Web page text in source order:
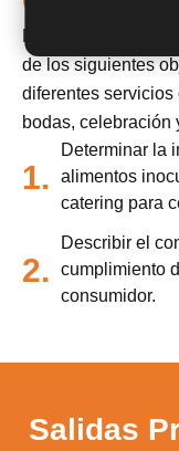
de los siguientes
diferentes
bodas, celebración
1.
Determinar la
alimentos
catering para
2.
Describir el
cumplimiento
consumidor.
Salidas